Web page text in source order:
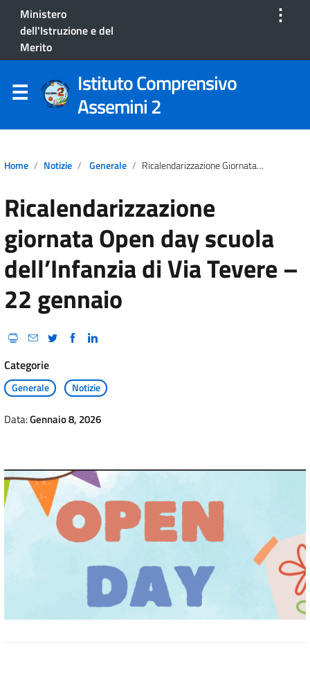
Ministero
dell'Istruzione e del
Merito
⋮
Istituto Comprensivo
Assemini 2
Home Notizie Generale Ricalendarizzazione Giornata Open Day Scuola Dell’Infanzia Di Via Tevere – 22 Gennaio
Ricalendarizzazione
giornata Open day scuola
dell’Infanzia di Via Tevere –
22 gennaio
Categorie
Generale Notizie
Data:Gennaio 8, 2026